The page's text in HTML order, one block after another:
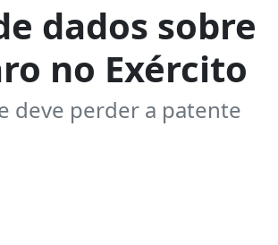
dados sobre
no Exército
deve perder a patente